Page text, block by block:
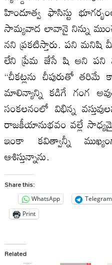
హిందూత్వ ఫాసిస్టు
సామ్యవాద లావానై నిన్ను
నని ప్రకటిస్తారు. పని
లేని ప్రేమ జేసే షి అని పని
“చీకట్లను చీపురుతో
మాలిన్యాన్ని కడిగే గంగ
సంకలనంలో విభిన్న
రాజకీయానుభవం వల్లే
ఇంకా కవిత్వాన్నీ
ఆశిస్తున్నాను.
Share this:
WhatsApp Telegram
Print
Related